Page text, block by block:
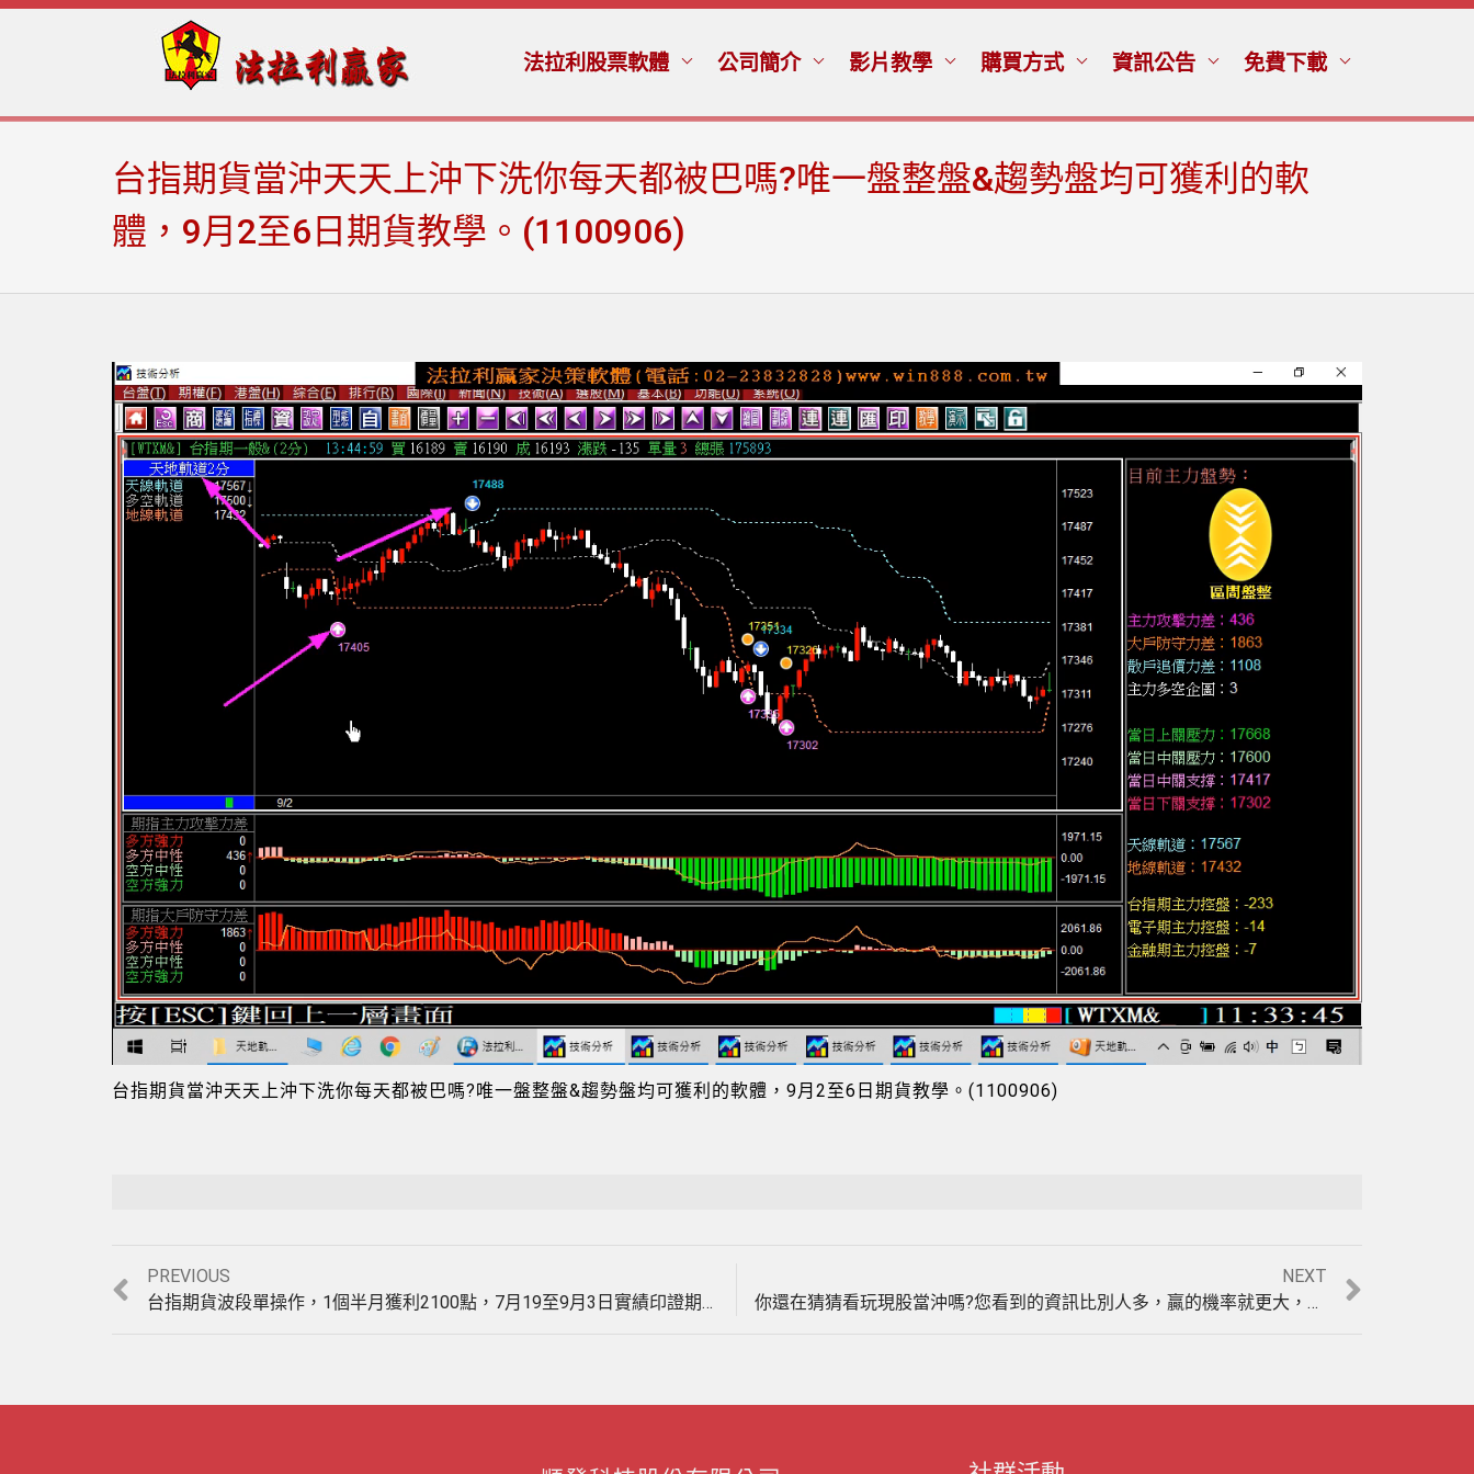
navigation
content
法拉利股票軟體 公司簡介 影片教學 購買方式 資訊公告 免費下載
台指期貨當沖天天上沖下洗你每天都被巴嗎?唯一盤整盤&趨勢盤均可獲利的軟
體，9月2至6日期貨教學。(1100906)
Loaded:
4.92%
Playback RateUnmute
台指期貨當沖天天上沖下洗你每天都被巴嗎?唯一盤整盤&趨勢盤均可獲利的軟體，9月2至6日期貨教學。(1100906)
文
PREVIOUS
Previous
post:
台指期貨波段單操作，1個半月獲利2100點，7月19至9月3日實績印證期貨教學。(1100903)
NEXT
post:
你還在猜猜看玩現股當沖嗎?您看到的資訊比別人多，贏的機率就更大，盤中股票當沖教學。(1100917)